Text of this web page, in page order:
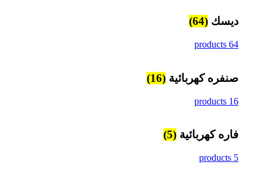
ديسك (64)
64 products
صنفره كهربائية (16)
16 products
فاره كهربائية (5)
5 products